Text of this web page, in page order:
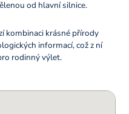
od hlavní silnice.
kombinaci krásné přírody
informací, což z ní
rodinný výlet.